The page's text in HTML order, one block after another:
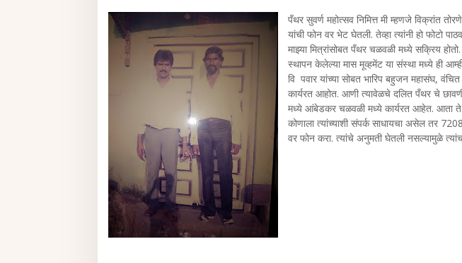
पँथर सुवर्ण महोत्सव निमित्त मी म्हणजे विक्रांत
यांची फोन वर भेट घेतली. तेव्हा त्यांनी हो फोटो
माझ्या मित्रांसोबत पँथर चळवळी मध्ये सक्रिय
स्थापन केलेल्या मास मूव्हमेंट या संस्था मध्ये ही
वि पवार यांच्या सोबत भारिप बहुजन महासंघ,
कार्यरत आहोत. आणी त्यावेळचे दलित पँथर चे
मध्ये आंबेडकर चळवळी मध्ये कार्यरत आहेत. आता ते
कोणाला त्यांच्याशी संपर्क साधायचा असेल तर
वर फोन करा. त्यांचे अनुमती घेतली नसल्यामुळे